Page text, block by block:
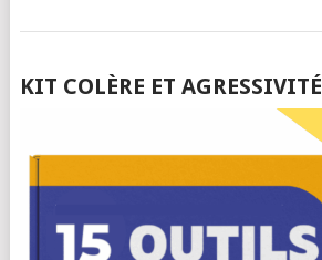
POSTS
KIT COLÈRE ET AGRESSIVITÉ